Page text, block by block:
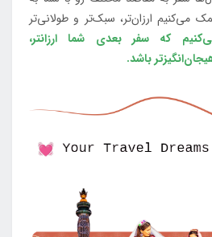
می‌کنیم ارزان‌تر، سبک‌تر و طولانی‌تر
که سفر بعدی شما ارزانتر،